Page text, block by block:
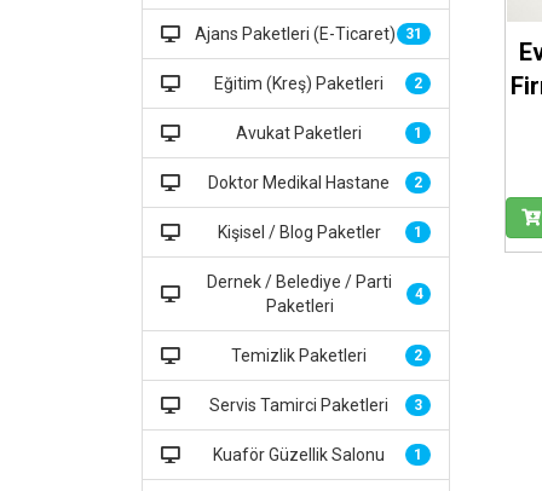
Ajans Paketleri (E-Ticaret) 31
Eğitim (Kreş) Paketleri 2
Avukat Paketleri 1
Doktor Medikal Hastane 2
Kişisel / Blog Paketler 1
Dernek / Belediye / Parti
Paketleri
4
Temizlik Paketleri 2
Servis Tamirci Paketleri 3
Kuaför Güzellik Salonu 1